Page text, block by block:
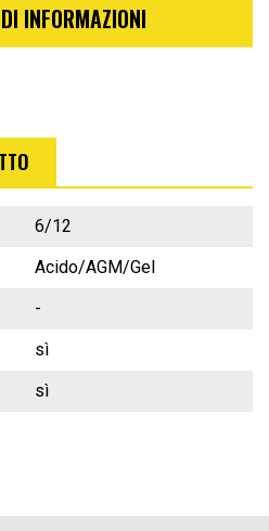
INFORMAZIONI
6/12
Acido/AGM/Gel
-
sì
sì